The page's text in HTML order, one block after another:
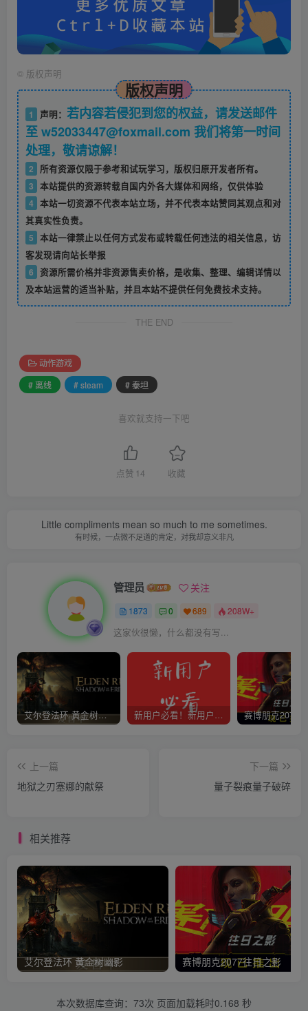
© 版权声明
版权声明
1 声明： 若内容若侵犯到您的权益，请发送邮件
至 w52033447@foxmail.com 我们将第一时间
处理，敬请谅解！
2
所有资源仅限于参考和试玩学习，版权归原开发者所有。
3 本站提供的资源转载自国内外各大媒体和网络，仅供体验
4 本站一切资源不代表本站立场，并不代表本站赞同其观点和对
其真实性负责。
5 本站一律禁止以任何方式发布或转载任何违法的相关信息，访
客发现请向站长举报
6
资源所需价格并非资源售卖价格，是收集、整理、编辑详情以
及本站运营的适当补贴，并且本站不提供任何免费技术支持。
THE END
动作游戏
# 离线
# steam # 泰坦
喜欢就支持一下吧
点赞 14 收藏
Little compliments mean so much to me sometimes.
有时候，一点微不足道的肯定，对我却意义非凡
管理员 关注
1873 0 689 208W+
这家伙很懒，什么都没有写...
艾尔登法环 黄金树幽影 新用户必看！新用户必看！新用户必看！！！
上一篇
地狱之刃塞娜的献祭
下一篇
量子裂痕量子破碎
相关推荐
艾尔登法环 黄金树幽影 赛博朋克2077往日之影
本次数据库查询：73次 页面加载耗时0.168 秒